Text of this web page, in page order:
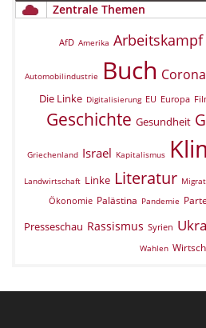
Zentrale Themen
AfD Amerika Arbeitskampf
Automobilindustrie Buch Corona
Die Linke Digitalisierung EU Europa
Geschichte Gesundheit
Griechenland Israel Kapitalismus
Landwirtschaft Linke Literatur
Ökonomie Palästina Pandemie
Presseschau Rassismus Syrien
Wahlen